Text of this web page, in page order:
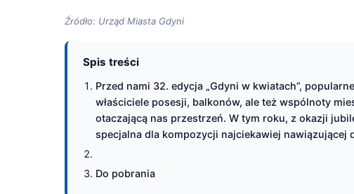
Źródło: Urząd Miasta Gdyni
Spis treści
Przed nami 32. edycja „Gdyni w kwiatach”,
właściciele posesji, balkonów, ale też wspólnoty
otaczającą nas przestrzeń. W tym roku, z okazji
specjalna dla kompozycji najciekawiej nawiązującej
Do pobrania